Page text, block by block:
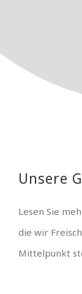
Unsere
Lesen Sie
die wir
Mittelpunkt